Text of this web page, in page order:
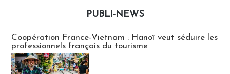
PUBLI-NEWS
Coopération France-Vietnam : Hanoï veut séduire les
professionnels français du tourisme